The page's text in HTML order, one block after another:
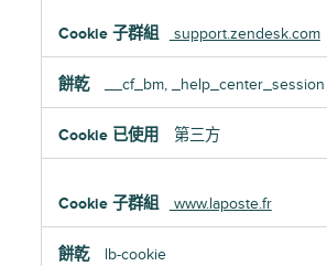
support.zendesk.com
__cf_bm, _help_center_session
第三方
www.laposte.fr
lb-cookie